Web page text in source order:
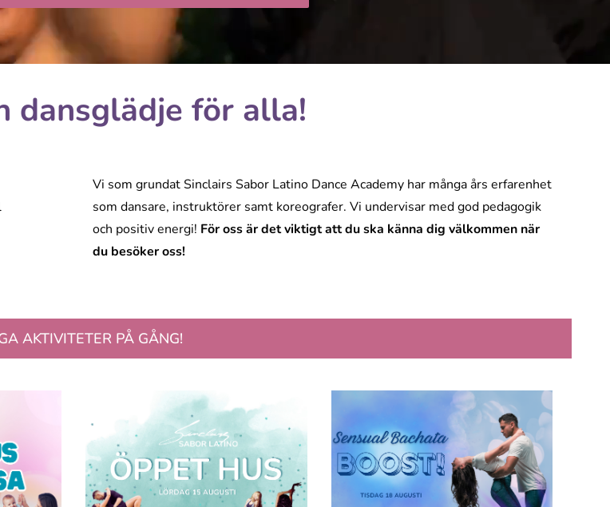
dansglädje för alla!
Vi som grundat Sinclairs Sabor Latino Dance Academy har många års erfarenhet
som dansare, instruktörer samt koreografer. Vi undervisar med god pedagogik
och positiv energi! För oss är det viktigt att du ska känna dig välkommen när
du besöker oss!
AKTIVITETER PÅ GÅNG!